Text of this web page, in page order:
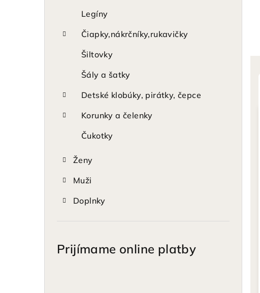
Legíny
Čiapky,nákrčníky,rukavičky
Šiltovky
Šály a šatky
Detské klobúky, pirátky, čepce
Korunky a čelenky
Čukotky
Ženy
Muži
Doplnky
Prijímame online platby